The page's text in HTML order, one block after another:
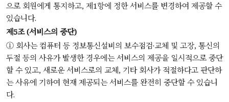
으로 회원에게 통지하고, 제1항에 정한 서비스를 변경하여 제공할 수
있습니다.
제5조 (서비스의 중단)
① 회사는 컴퓨터 등 정보통신설비의 보수점검·교체 및 고장, 통신의
두절 등의 사유가 발생한 경우에는 서비스의 제공을 일시적으로 중단
할 수 있고, 새로운 서비스로의 교체, 기타 회사가 적절하다고 판단하
는 사유에 기하여 현재 제공되는 서비스를 완전히 중단할 수 있습니
다.